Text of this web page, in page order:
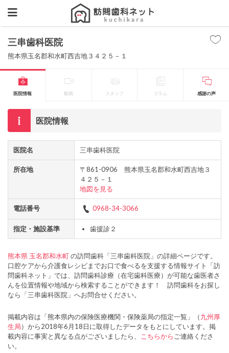
三串歯科医院
熊本県玉名郡和水町西吉地３４２５－１
医院情報 動画 スタッフ コラム 感謝の声
医院情報
医院名 三串歯科医院
所在地
〒861-0906 熊本県玉名郡和水町西吉地３
４２５－１
地図を見る
電話番号 0968-34-3066
指定・施設基準 歯援診２
熊本県 玉名郡和水町の訪問歯科「三串歯科医院」の詳細ページです。
口腔ケアから介護食レシピまでお口で食べるを支援する情報サイト「訪
問歯科ネット」では、訪問歯科診療（在宅歯科医療）が可能な歯医者さ
んを位置情報や地域から検索することができます！ 訪問歯科をお探し
なら「三串歯科医院」へお問合せください。
掲載内容は「熊本県内の保険医療機関・保険薬局の指定一覧」（九州厚
生局）から2018年6月18日に取得したデータをもとにしています。掲
載内容に事実と異なる点がございましたら、
こちらから ご連絡くださ
い。